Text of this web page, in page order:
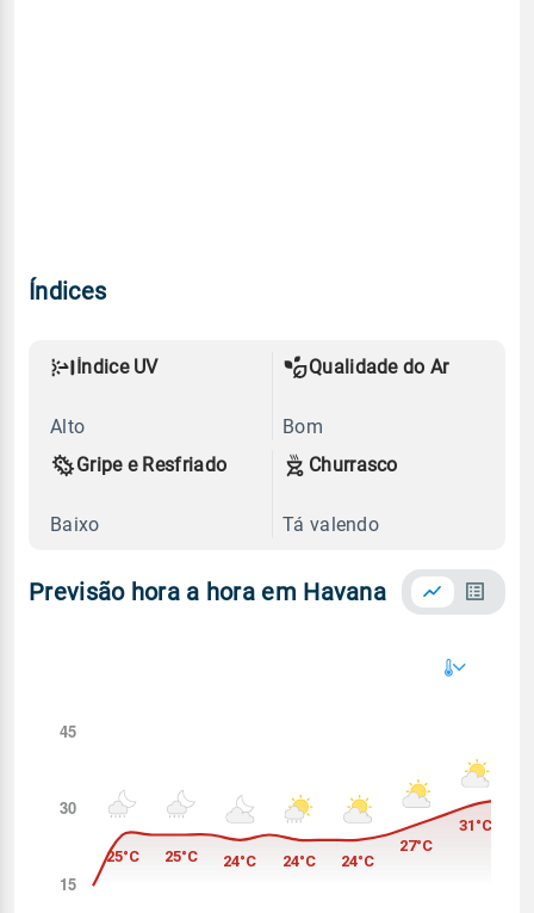
Índices
Índice UV
Alto
Qualidade do Ar
Bom
Gripe e Resfriado
Baixo
Churrasco
Tá valendo
Previsão hora a hora em Havana